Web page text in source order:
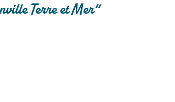
Terre et Mer”